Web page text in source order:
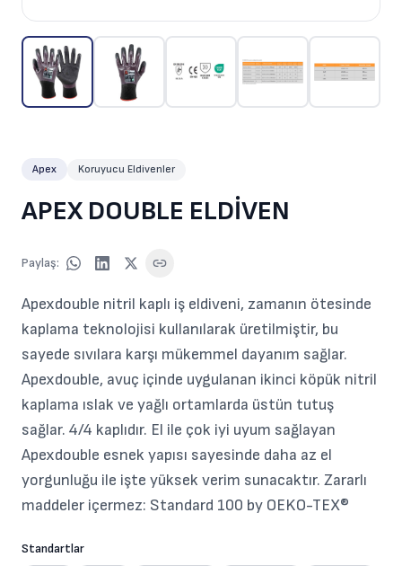
Apex Koruyucu Eldivenler
APEX DOUBLE ELDİVEN
Paylaş:
Apexdouble nitril kaplı iş eldiveni, zamanın ötesinde
kaplama teknolojisi kullanılarak üretilmiştir, bu
sayede sıvılara karşı mükemmel dayanım sağlar.
Apexdouble, avuç içinde uygulanan ikinci köpük nitril
kaplama ıslak ve yağlı ortamlarda üstün tutuş
sağlar. 4/4 kaplıdır. El ile çok iyi uyum sağlayan
Apexdouble esnek yapısı sayesinde daha az el
yorgunluğu ile işte yüksek verim sunacaktır. Zararlı
maddeler içermez: Standard 100 by OEKO-TEX®
Standartlar